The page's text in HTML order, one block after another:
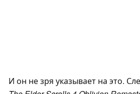
И он не зря указывает на это.